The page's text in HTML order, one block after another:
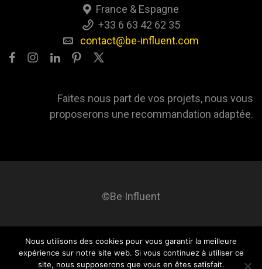
France & Espagne
+33 6 63 42 62 35
contact@be-influent.com
Faites nous part de vos projets, nous vous
proposerons une recommandation adaptée.
©Be Influent
Be influent A propos Blog Contact Mentions légales
Nous utilisons des cookies pour vous garantir la meilleure
expérience sur notre site web. Si vous continuez à utiliser ce
site, nous supposerons que vous en êtes satisfait.